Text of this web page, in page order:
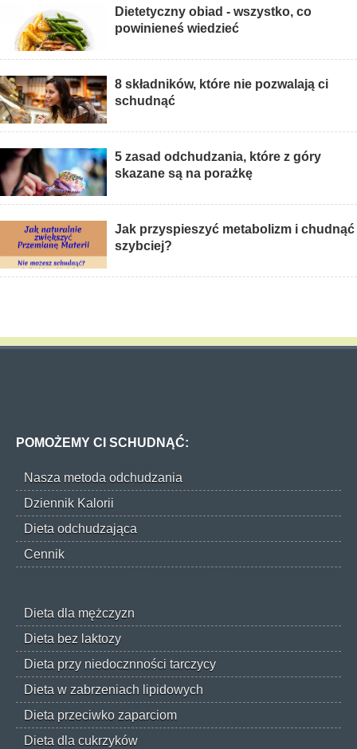
Dietetyczny obiad - wszystko, co
powinieneś wiedzieć
8 składników, które nie pozwalają ci
schudnąć
5 zasad odchudzania, które z góry
skazane są na porażkę
Jak przyspieszyć metabolizm i chudnąć
szybciej?
POMOŻEMY CI SCHUDNĄĆ:
Nasza metoda odchudzania
Dziennik Kalorii
Dieta odchudzająca
Cennik
Dieta dla mężczyzn
Dieta bez laktozy
Dieta przy niedocznności tarczycy
Dieta w zabrzeniach lipidowych
Dieta przeciwko zaparciom
Dieta dla cukrzyków